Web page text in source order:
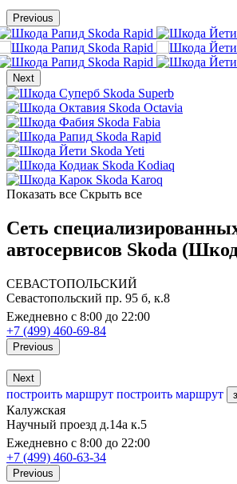
Previous
Skoda Rapid
Skoda Rapid
Skoda Rapid
Next
Skoda Superb
Skoda Octavia
Skoda Fabia
Skoda Rapid
Skoda Yeti
Skoda Kodiaq
Skoda Karoq
Показать все Скрыть все
Сеть
автосервисов Skoda
СЕВАСТОПОЛЬСКИЙ
Севастопольский пр. 95 б, к.8
Ежедневно с 8:00 до 22:00
+7 (499) 460-69-84
Previous
Next
построить маршрут построить маршрут
Калужская
Научный проезд д.14а к.5
Ежедневно с 8:00 до 22:00
+7 (499) 460-63-34
Previous